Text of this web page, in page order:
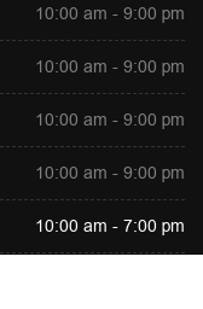
10:00 am - 9:00 pm
10:00 am - 9:00 pm
10:00 am - 9:00 pm
10:00 am - 9:00 pm
10:00 am - 7:00 pm
მისამართი